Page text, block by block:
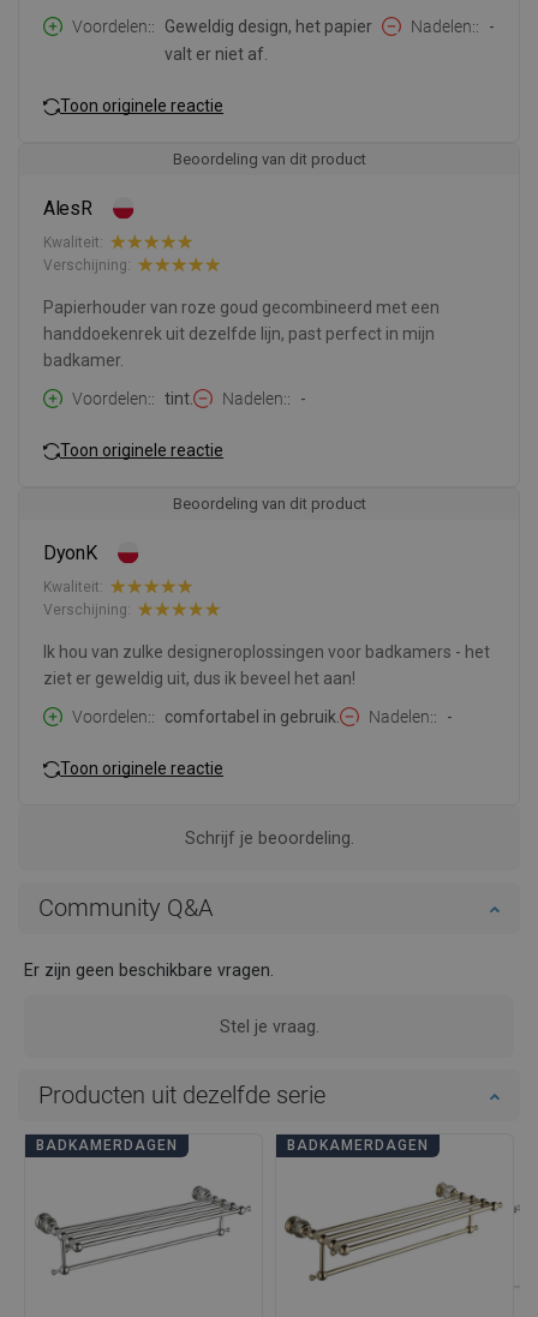
Voordelen:
Geweldig design, het papier
valt er niet af.
Nadelen: -
Toon originele reactie
Beoordeling van dit product
AlesR
Kwaliteit:
Verschijning:
Papierhouder van roze goud gecombineerd met een
handdoekenrek uit dezelfde lijn, past perfect in mijn
badkamer.
Voordelen:
tint. Nadelen: -
Toon originele reactie
Beoordeling van dit product
DyonK
Kwaliteit:
Verschijning:
Ik hou van zulke designeroplossingen voor badkamers - het
ziet er geweldig uit, dus ik beveel het aan!
Voordelen:
comfortabel in gebruik. Nadelen: -
Toon originele reactie
Schrijf je beoordeling.
Community Q&A
Er zijn geen beschikbare vragen.
Stel je vraag.
Producten uit dezelfde serie
BADKAMERDAGEN BADKAMERDAGEN